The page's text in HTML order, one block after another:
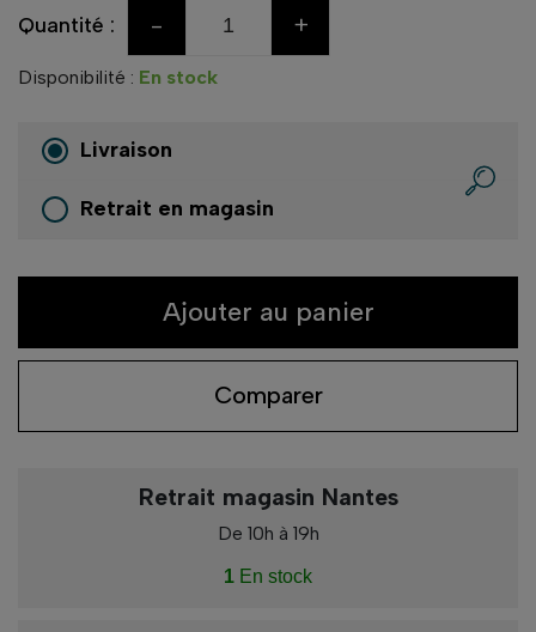
Quantité : - +
Disponibilité : En stock
Livraison
Retrait en magasin
Ajouter au panier
Comparer
Retrait magasin Nantes
De 10h à 19h
1 En stock